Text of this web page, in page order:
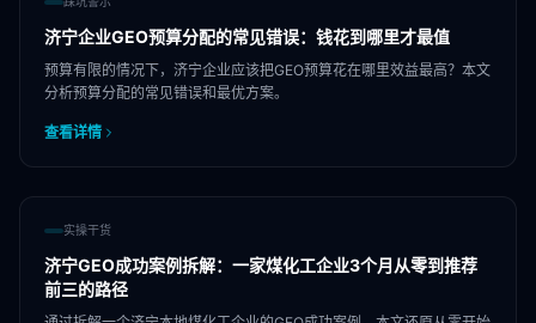
济宁企业GEO预算分配的常见错误：钱花到哪里才最值
预算有限的情况下，济宁企业应该把GEO预算花在哪里效益最高？本文
分析预算分配的常见错误和最优方案。
查看详情
实操干货
济宁GEO成功案例拆解：一家煤化工企业3个月从零到推荐
前三的路径